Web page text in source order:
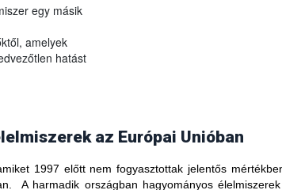
egy másik
amelyek
hatást
az Európai Unióban
1997 előtt nem fogyasztottak jelentős
A harmadik országban hagyományos